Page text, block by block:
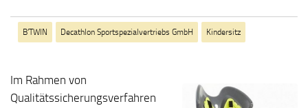
B’TWIN Decathlon Sportspezialvertriebs GmbH Kindersitz
Im Rahmen von
Qualitätssicherungsverfahren